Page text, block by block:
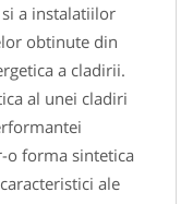
a instalatiilor
obtinute din
a cladirii.
al unei cladiri
o forma sintetica
ale